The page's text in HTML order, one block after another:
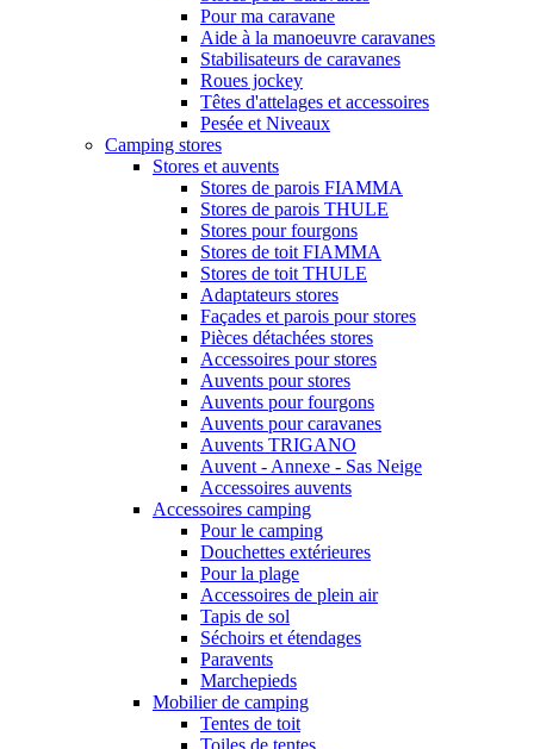
Pour ma caravane
Aide à la manoeuvre caravanes
Stabilisateurs de caravanes
Roues jockey
Têtes d'attelages et accessoires
Pesée et Niveaux
Camping stores
Stores et auvents
Stores de parois FIAMMA
Stores de parois THULE
Stores pour fourgons
Stores de toit FIAMMA
Stores de toit THULE
Adaptateurs stores
Façades et parois pour stores
Pièces détachées stores
Accessoires pour stores
Auvents pour stores
Auvents pour fourgons
Auvents pour caravanes
Auvents TRIGANO
Auvent - Annexe - Sas Neige
Accessoires auvents
Accessoires camping
Pour le camping
Douchettes extérieures
Pour la plage
Accessoires de plein air
Tapis de sol
Séchoirs et étendages
Paravents
Marchepieds
Mobilier de camping
Tentes de toit
Toiles de tentes